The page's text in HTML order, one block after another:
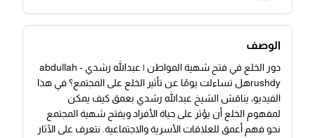
الوصف
دور الخلع في فتح شهية المواطن | عبدالله رشدي - abdullah
rushdyهل تساءلت يومًا عن تأثير الخلع على المجتمع؟ في هذا
الفيديو، يناقش الشيخ عبدالله رشدي بعمق كيف يمكن
لمفهوم الخلع أن يؤثر على حياة الأفراد ويفتح شهية المجتمع
نحو فهم أعمق للعلاقات الأسرية والاجتماعية. نتعرف على الآثار